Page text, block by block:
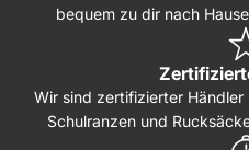
bequem zu dir nach
Wir sind zertifizierter
Schulranzen und